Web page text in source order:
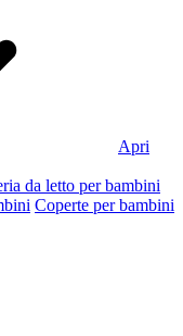
Apri
da letto per bambini
Coperte per bambini